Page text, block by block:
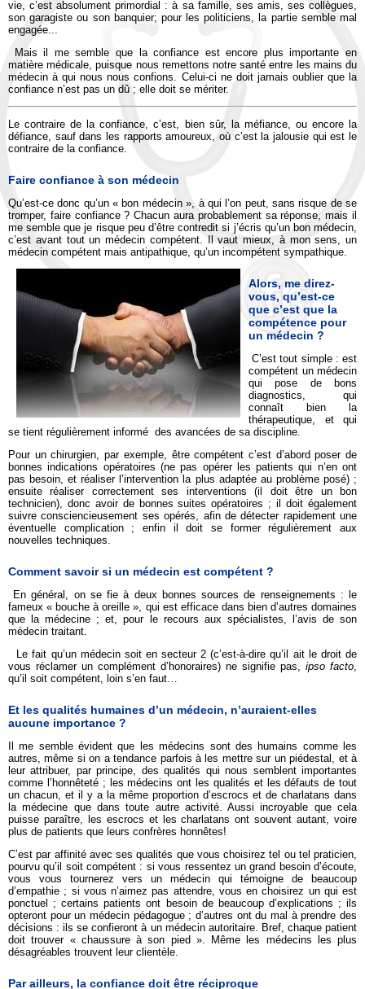
vie, c’est absolument primordial : à sa famille, ses amis, ses collègues,
son garagiste ou son banquier; pour les politiciens, la partie semble mal
engagée...
Mais il me semble que la confiance est encore plus importante en
matière médicale, puisque nous remettons notre santé entre les mains du
médecin à qui nous nous confions. Celui-ci ne doit jamais oublier que la
confiance n’est pas un dû ; elle doit se mériter.
Le contraire de la confiance, c’est, bien sûr, la méfiance, ou encore la
défiance, sauf dans les rapports amoureux, où c’est la jalousie qui est le
contraire de la confiance.
Faire confiance à son médecin
Qu’est-ce donc qu’un « bon médecin », à qui l’on peut, sans risque de se
tromper, faire confiance ? Chacun aura probablement sa réponse, mais il
me semble que je risque peu d’être contredit si j’écris qu’un bon médecin,
c’est avant tout un médecin compétent. Il vaut mieux, à mon sens, un
médecin compétent mais antipathique, qu’un incompétent sympathique.
Alors, me direz-
vous, qu’est-ce
que c’est que la
compétence pour
un médecin ?
C’est tout simple : est
compétent un médecin
qui pose de bons
diagnostics, qui
connaît bien la
thérapeutique, et qui
se tient régulièrement informé des avancées de sa discipline.
Pour un chirurgien, par exemple, être compétent c’est d’abord poser de
bonnes indications opératoires (ne pas opérer les patients qui n’en ont
pas besoin, et réaliser l’intervention la plus adaptée au problème posé) ;
ensuite réaliser correctement ses interventions (il doit être un bon
technicien), donc avoir de bonnes suites opératoires ; il doit également
suivre consciencieusement ses opérés, afin de détecter rapidement une
éventuelle complication ; enfin il doit se former régulièrement aux
nouvelles techniques.
Comment savoir si un médecin est compétent ?
En général, on se fie à deux bonnes sources de renseignements : le
fameux « bouche à oreille », qui est efficace dans bien d’autres domaines
que la médecine ; et, pour le recours aux spécialistes, l’avis de son
médecin traitant.
Le fait qu’un médecin soit en secteur 2 (c’est-à-dire qu’il ait le droit de
vous réclamer un complément d’honoraires) ne signifie pas, ipso facto,
qu’il soit compétent, loin s’en faut…
Et les qualités humaines d’un médecin, n’auraient-elles
aucune importance ?
Il me semble évident que les médecins sont des humains comme les
autres, même si on a tendance parfois à les mettre sur un piédestal, et à
leur attribuer, par principe, des qualités qui nous semblent importantes
comme l’honnêteté ; les médecins ont les qualités et les défauts de tout
un chacun, et il y a la même proportion d’escrocs et de charlatans dans
la médecine que dans toute autre activité. Aussi incroyable que cela
puisse paraître, les escrocs et les charlatans ont souvent autant, voire
plus de patients que leurs confrères honnêtes!
C’est par affinité avec ses qualités que vous choisirez tel ou tel praticien,
pourvu qu’il soit compétent : si vous ressentez un grand besoin d’écoute,
vous vous tournerez vers un médecin qui témoigne de beaucoup
d’empathie ; si vous n’aimez pas attendre, vous en choisirez un qui est
ponctuel ; certains patients ont besoin de beaucoup d’explications ; ils
opteront pour un médecin pédagogue ; d’autres ont du mal à prendre des
décisions : ils se confieront à un médecin autoritaire. Bref, chaque patient
doit trouver « chaussure à son pied ». Même les médecins les plus
désagréables trouvent leur clientèle.
Par ailleurs, la confiance doit être réciproque